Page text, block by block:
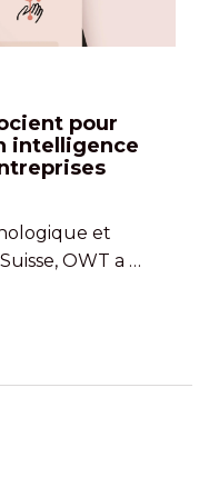
pour
intelligence
et
OWT a …